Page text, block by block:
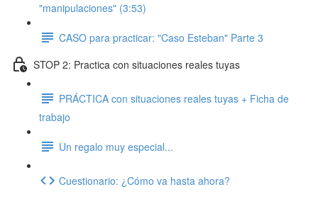
"manipulaciones" (3:53)
CASO para practicar: "Caso Esteban" Parte 3
STOP 2: Practica con situaciones reales tuyas
PRÁCTICA con situaciones reales tuyas + Ficha de
trabajo
Un regalo muy especial...
Cuestionario: ¿Cómo va hasta ahora?